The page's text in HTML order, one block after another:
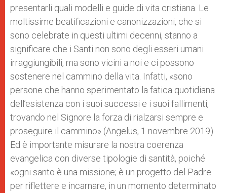
presentarli quali modelli e guide di vita cristiana. Le
moltissime beatificazioni e canonizzazioni, che si
sono celebrate in questi ultimi decenni, stanno a
significare che i Santi non sono degli esseri umani
irraggiungibili, ma sono vicini a noi e ci possono
sostenere nel cammino della vita. Infatti, «sono
persone che hanno sperimentato la fatica quotidiana
dell’esistenza con i suoi successi e i suoi fallimenti,
trovando nel Signore la forza di rialzarsi sempre e
proseguire il cammino» (Angelus, 1 novembre 2019).
Ed è importante misurare la nostra coerenza
evangelica con diverse tipologie di santità, poiché
«ogni santo è una missione; è un progetto del Padre
per riflettere e incarnare, in un momento determinato